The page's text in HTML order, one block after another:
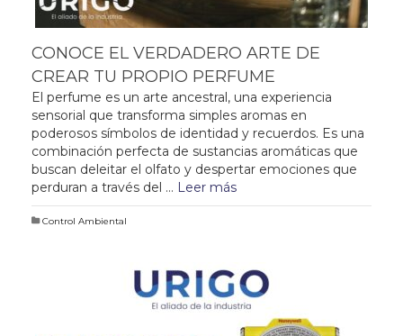
CONOCE EL VERDADERO ARTE DE
CREAR TU PROPIO PERFUME
El perfume es un arte ancestral, una experiencia
sensorial que transforma simples aromas en
poderosos símbolos de identidad y recuerdos. Es una
combinación perfecta de sustancias aromáticas que
buscan deleitar el olfato y despertar emociones que
perduran a través del … Leer más
Control Ambiental